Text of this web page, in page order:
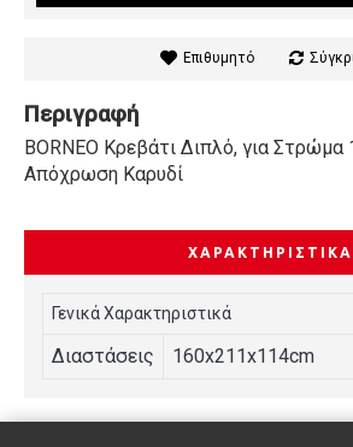
Επιθυμητό
Περιγραφή
BORNEO Κρεβάτι Διπλό, για Στρώμα
Απόχρωση Καρυδί
ΧΑΡΑΚΤΗΡΙΣΤΙΚΆ
Γενικά Χαρακτηριστικά
Διαστάσεις 160x211x114cm